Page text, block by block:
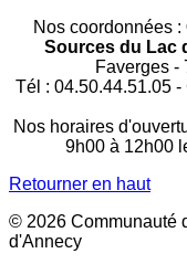
Nos coordonnées :
Sources du Lac
Faverges -
Tél : 04.50.44.51.05 -
Nos horaires
9h00 à 12h00
Retourner en haut
© 2026 Communauté
d'Annecy